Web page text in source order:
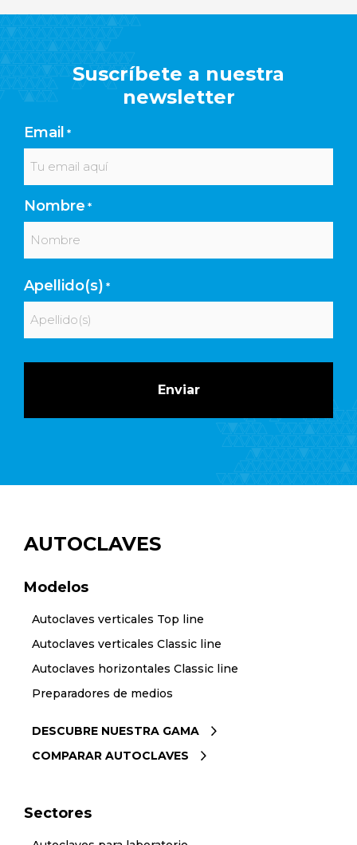
Suscríbete a nuestra
newsletter
Email *
Nombre *
Apellido(s) *
AUTOCLAVES
Modelos
Autoclaves verticales Top line
Autoclaves verticales Classic line
Autoclaves horizontales Classic line
Preparadores de medios
DESCUBRE NUESTRA GAMA
COMPARAR AUTOCLAVES
Sectores